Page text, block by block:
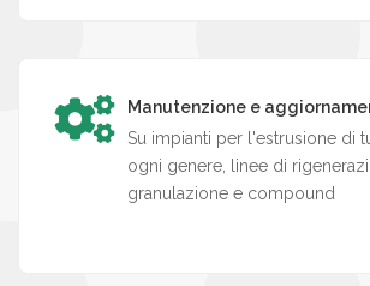
Manutenzione e
Su impianti per l'estrusione di
ogni genere, linee di
granulazione e compound